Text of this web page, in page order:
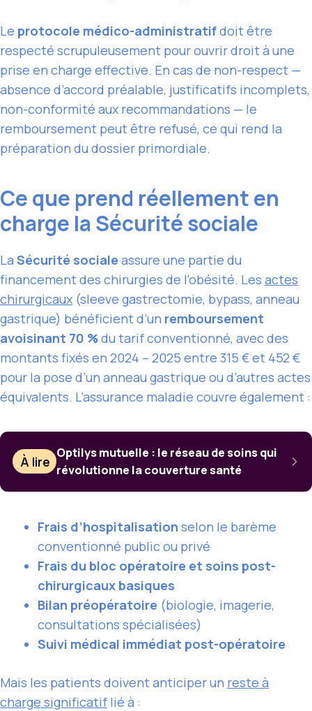
Le protocole médico-administratifdoit être
respecté scrupuleusement pour ouvrir droit à une
prise en charge effective. En cas de non-respect —
absence d’accord préalable, justificatifs incomplets,
non-conformité aux recommandations — le
remboursement peut être refusé, ce qui rend la
préparation du dossier primordiale.
Ce que prend réellement en
charge la Sécurité sociale
La Sécurité sociale assure une partie du
financement des chirurgies de l’obésité. Les actes
chirurgicaux (sleeve gastrectomie, bypass, anneau
gastrique) bénéficient d’un remboursement
avoisinant 70 %du tarif conventionné, avec des
montants fixés en 2024 – 2025 entre 315 € et 452 €
pour la pose d’un anneau gastrique ou d’autres actes
équivalents. L’assurance maladie couvre également :
À lire
Optilys mutuelle : le réseau de soins qui
révolutionne la couverture santé
Frais d’hospitalisation selon le barème
conventionné public ou privé
Frais du bloc opératoire et soins post-
chirurgicaux basiques
Bilan préopératoire (biologie, imagerie,
consultations spécialisées)
Suivi médical immédiat post-opératoire
Mais les patients doivent anticiper un reste à
charge significatif lié à :